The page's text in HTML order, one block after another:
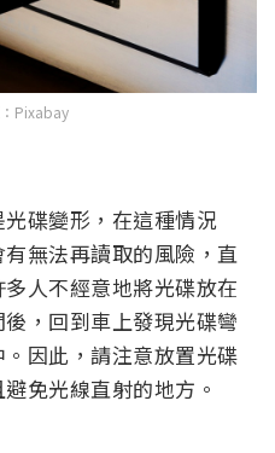
Pixabay
碟變形，在這種情況
無法再讀取的風險，直
人不經意地將光碟放在
，回到車上發現光碟彎
因此，請注意放置光碟
免光線直射的地方。